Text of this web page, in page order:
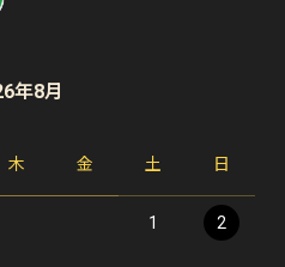
年8月
木 金 土 日
1 2